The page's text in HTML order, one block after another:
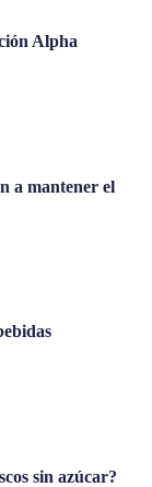
Alpha
a mantener el
sin azúcar?